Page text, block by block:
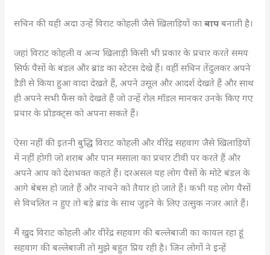
सचिन की यही अदा उन्हें विराट कोहली जैसे खिलाड़ियों काबापबनाती है।
जहां विराट कोहली व अन्य खिलाड़ी किसी भी प्रकार के प्रचार करते समय
सिर्फ पैसों के बंडल और ब्रांड का स्टेटस देखे हैं। वहीं सचिन तेंदुलकर अपने
डैडी से किया हुआ वादा देखते हैं, अपने उसूल और आदर्श देखते हैं और साथ
ही अपने सभी फैंस को देखते हैं जो उन्हें रोल मॉडल मानकर उनके किए गए
प्रचार के प्रोडक्ट्स को अपना सकते हैं।
ऐसा नहीं की इतनी बुद्धि विराट कोहली और वीरेंद्र सहवाग जैसे खिलाड़ियों
में नहीं होगी जो शराब और पान मसाला का प्रचार टीवी पर करते हैं और
अपने आप को देशभक्त कहते हैं। दरअसल यह लोग पैसों के मोटे बंडल के
आगे बेबस हो जाते हैं और नाचने को तैयार हो जाते हैं। कभी यह लोग पैसों
से विचलित न हुए तो बड़े ब्रांड के साथ जुड़ने के लिए उत्सुक नजर आते हैं।
मैं खुद विराट कोहली और वीरेंद्र सहवाग की बल्लेबाजी का कायल रहा हूं
सहवाग की बल्लेबाजी तो मुझे बहुत प्रिय रही है। जिन लोगों ने इन्हें